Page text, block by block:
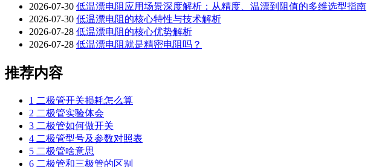
2026-07-30 低温漂电阻应用场景深度解析：从精度、温漂到阻值的多维选型指南
2026-07-30 低温漂电阻的核心特性与技术解析
2026-07-28 低温漂电阻的核心优势解析
2026-07-28 低温漂电阻就是精密电阻吗？
推荐内容
1 二极管开关损耗怎么算
2 二极管实验体会
3 二极管如何做开关
4 二极管型号及参数对照表
5 二极管啥意思
6 二极管和三极管的区别